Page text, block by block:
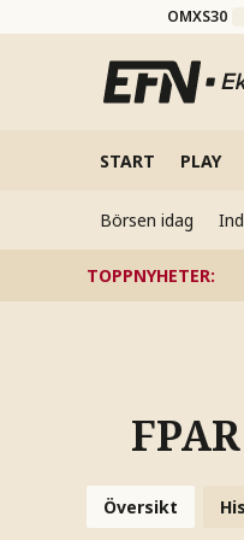
OMXS30
START PLAY
Börsen idag
TOPPNYHETER:
Översikt